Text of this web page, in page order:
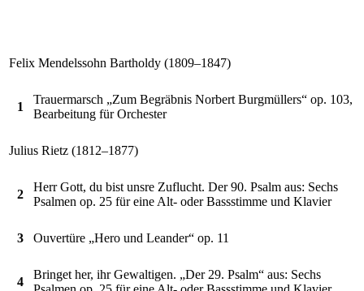
Felix Mendelssohn Bartholdy (1809–1847)
1
Trauermarsch „Zum Begräbnis Norbert Burgmüllers“ op. 103,
Bearbeitung für Orchester
Julius Rietz (1812–1877)
2
Herr Gott, du bist unsre Zuflucht. Der 90. Psalm aus: Sechs
Psalmen op. 25 für eine Alt- oder Bassstimme und Klavier
3 Ouvertüre „Hero und Leander“ op. 11
4
Bringet her, ihr Gewaltigen. „Der 29. Psalm“ aus: Sechs